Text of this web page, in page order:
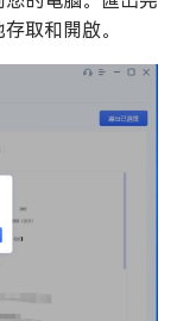
取和開啟。